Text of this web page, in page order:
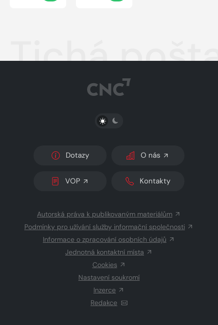
Tichá
PŘEPNOUT SVĚTLÝ/TMAVÝ REŽIM
Dotazy O nás
VOP Kontakty
Autorská práva k publikovaným materiálům
Podmínky pro užívání služby informační společnosti
Informace o zpracování osobních údajů
Jednotná kontaktní místa
Cookies
Nastavení soukromí
Inzerce
Redakce